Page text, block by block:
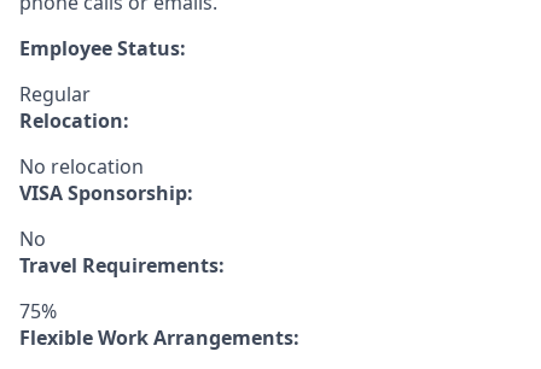
Employee Status:
Regular
Relocation:
No relocation
VISA Sponsorship:
No
Travel Requirements:
75%
Flexible Work Arrangements: